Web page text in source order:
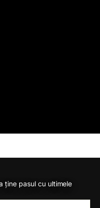
ține pasul cu ultimele